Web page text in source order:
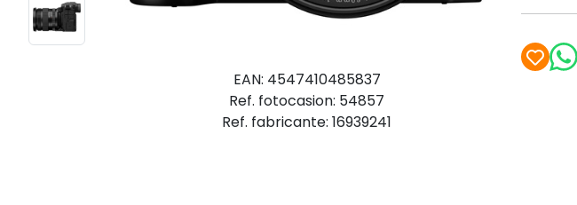
EAN: 4547410485837
Ref. fotocasion: 54857
Ref. fabricante: 16939241